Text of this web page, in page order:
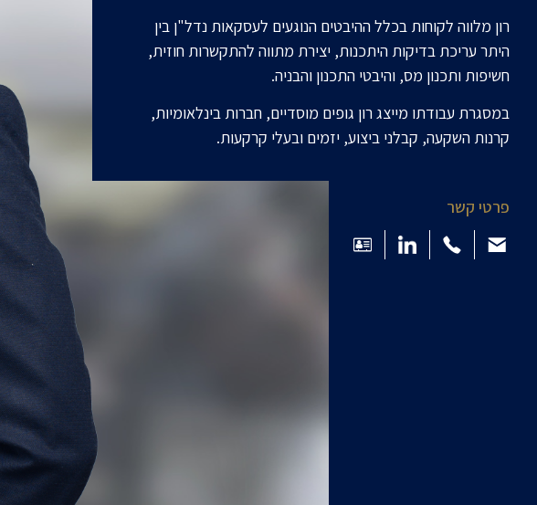
רון מלווה לקוחות בכלל ההיבטים הנוגעים לעסקאות נדל"ן בין
היתר עריכת בדיקות היתכנות, יצירת מתווה להתקשרות חוזית,
חשיפות ותכנון מס, והיבטי התכנון והבניה.
במסגרת עבודתו מייצג רון גופים מוסדיים, חברות בינלאומיות,
קרנות השקעה, קבלני ביצוע, יזמים ובעלי קרקעות.
פרטי קשר